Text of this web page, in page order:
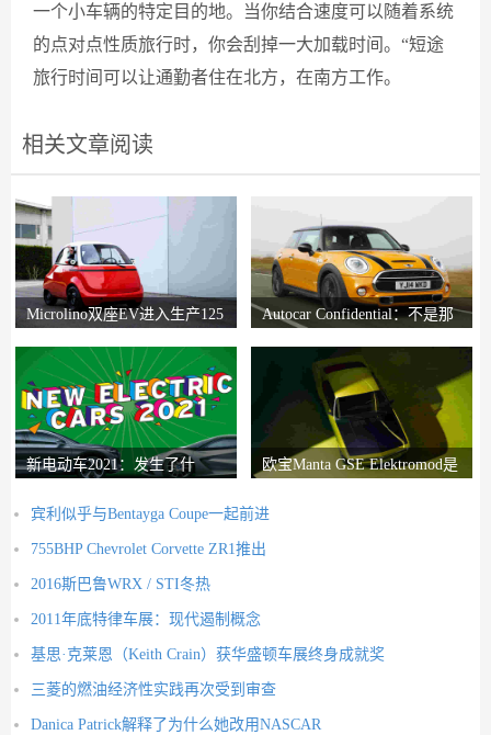
一个小车辆的特定目的地。当你结合速度可以随着系统
的点对点性质旅行时，你会刮掉一大加载时间。“短途
旅行时间可以让通勤者住在北方，在南方工作。
相关文章阅读
Microlino双座EV进入生产125
Autocar Confidential：不是那
新电动车2021：发生了什
欧宝Manta GSE Elektromod是
宾利似乎与Bentayga Coupe一起前进
755BHP Chevrolet Corvette ZR1推出
2016斯巴鲁WRX / STI冬热
2011年底特律车展：现代遏制概念
基思·克莱恩（Keith Crain）获华盛顿车展终身成就奖
三菱的燃油经济性实践再次受到审查
Danica Patrick解释了为什么她改用NASCAR